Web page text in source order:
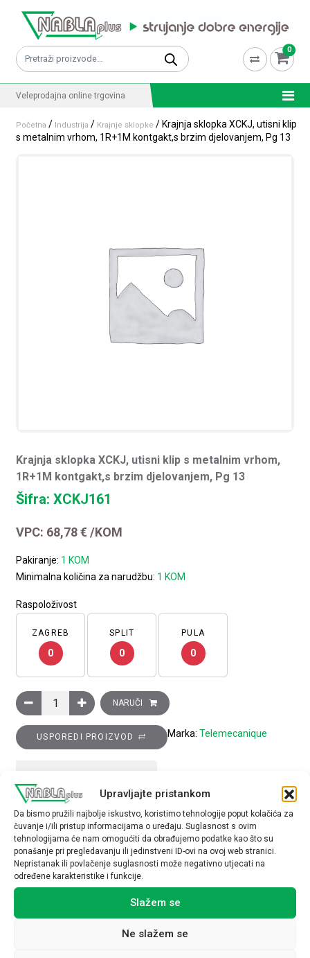
Upravljajte pristankom
Da bismo pružili najbolje iskustvo, koristimo tehnologije poput kolačića za
čuvanje i/ili pristup informacijama o uređaju. Suglasnost s ovim
tehnologijama će nam omogućiti da obrađujemo podatke kao što su
ponašanje pri pregledavanju ili jedinstveni ID-ovi na ovoj web stranici.
Nepristanak ili povlačenje suglasnosti može negativno utjecati na
određene karakteristike i funkcije.
Slažem se
Ne slažem se
Pretraži: 0
Veleprodajna online trgovina
Početna / Industrija / Krajnje sklopke / Krajnja sklopka XCKJ, utisni klip
s metalnim vrhom, 1R+1M kontgakt,s brzim djelovanjem, Pg 13
Krajnja sklopka XCKJ, utisni klip s metalnim vrhom,
1R+1M kontgakt,s brzim djelovanjem, Pg 13
Šifra: XCKJ161
VPC: 68,78€ /KOM
Pakiranje: 1 KOM
Minimalna količina za narudžbu: 1 KOM
Raspoloživost
ZAGREB
0
SPLIT
0
PULA
0
Krajnja sklopka XCKJ, utisni klip s metalnim vrhom, 1R+1M
NARUČI
USPOREDI PROIZVOD Marka: Telemecanique
Povezani proizvodi